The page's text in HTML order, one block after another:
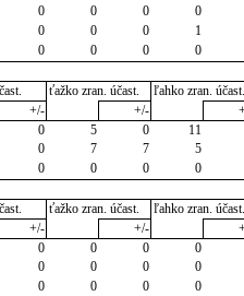
0
0 0 0
0
0 0 1
0
0 0 0
ťažko zran. účast. ľahko zran. účast.
+/-
+/-
0
5 0 11
0
7 7 5
0
0 0 0
ťažko zran. účast. ľahko zran. účast.
+/-
+/-
0
0 0 0
0
0 0 0
0
0 0 0